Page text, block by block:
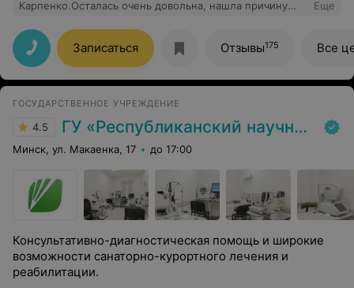
Карпенко.Осталась очень довольна, нашла причину
наблюдением.Чувствую себя намного лучше!
Рекомендую всем своим знакомым, этот человек -
профессионал своего дела! На все вопросы отвечает
четко, ясно и деликатно!
Еще
Записаться Отзывы175 Все
ГОСУДАРСТВЕННОЕ УЧРЕЖДЕНИЕ
4.5 ГУ «Республиканский научно-практический центр медицинской экспертизы и реабилитаци»
Минск, ул. Макаенка, 17 до 17:00
Консультативно-диагностическая помощь и широкие
возможности санаторно-курортного лечения и
реабилитации.